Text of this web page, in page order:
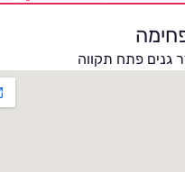
גנים פתח תקווה